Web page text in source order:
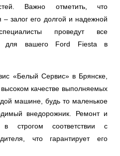
Важно отметить, что
залог его долгой и надежной
проведут все
для вашего Ford Fiesta в
«Белый Сервис» в Брянске,
качестве выполняемых
машине, будь то маленькое
внедорожник. Ремонт и
в строгом соответствии с
что гарантирует его